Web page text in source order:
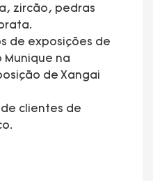
zircão, pedras
de exposições de
Munique na
de Xangai
clientes de